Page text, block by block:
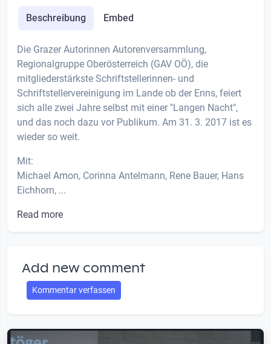
Beschreibung Embed
Die Grazer Autorinnen Autorenversammlung,
Regionalgruppe Oberösterreich (GAV OÖ), die
mitgliederstärkste Schriftstellerinnen- und
Schriftstellervereinigung im Lande ob der Enns, feiert
sich alle zwei Jahre selbst mit einer "Langen Nacht",
und das noch dazu vor Publikum. Am 31. 3. 2017 ist es
wieder so weit.
Mit:
Michael Amon, Corinna Antelmann, Rene Bauer, Hans
Eichhorn, ...
Read more
Add new comment
Kommentar verfassen